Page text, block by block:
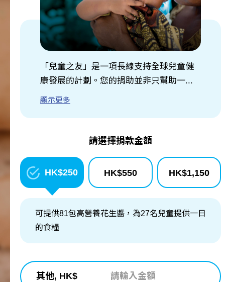
「兒童之友」是一項長線支持全球兒童健
康發展的計劃。您的捐助並非只幫助一...
顯示更多
請選擇捐款金額
HK$250 HK$550 HK$1,150
可提供81包高營養花生醬，為27名兒童提供一日
的食糧
其他, HK$